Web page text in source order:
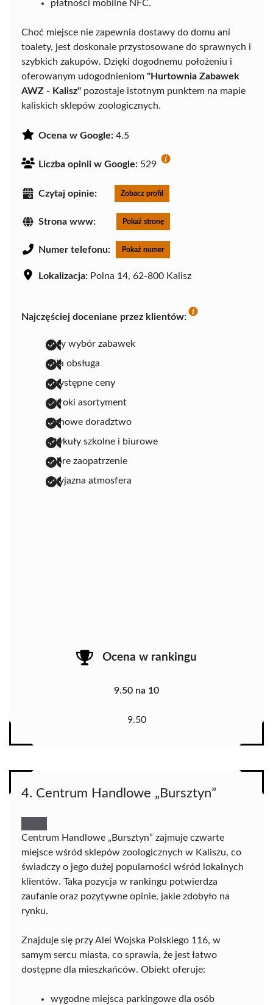
płatności mobilne NFC.
Choć miejsce nie zapewnia dostawy do domu ani
toalety, jest doskonale przystosowane do sprawnych i
szybkich zakupów. Dzięki dogodnemu położeniu i
oferowanym udogodnieniom "Hurtownia Zabawek
AWZ - Kalisz" pozostaje istotnym punktem na mapie
kaliskich sklepów zoologicznych.
Ocena w Google: 4.5
Liczba opinii w Google: 529
Czytaj opinie: Zobacz profil
Strona www: Pokaż stronę
Numer telefonu: Pokaż numer
Lokalizacja: Polna 14, 62-800 Kalisz
Najczęściej doceniane przez klientów:
duży wybór zabawek
miła obsługa
przystępne ceny
szeroki asortyment
fachowe doradztwo
artykuły szkolne i biurowe
dobre zaopatrzenie
przyjazna atmosfera
Ocena w rankingu
9.50 na 10
9.50
4. Centrum Handlowe „Bursztyn”
Centrum Handlowe „Bursztyn” zajmuje czwarte
miejsce wśród sklepów zoologicznych w Kaliszu, co
świadczy o jego dużej popularności wśród lokalnych
klientów. Taka pozycja w rankingu potwierdza
zaufanie oraz pozytywne opinie, jakie zdobyło na
rynku.
Znajduje się przy Alei Wojska Polskiego 116, w
samym sercu miasta, co sprawia, że jest łatwo
dostępne dla mieszkańców. Obiekt oferuje:
wygodne miejsca parkingowe dla osób